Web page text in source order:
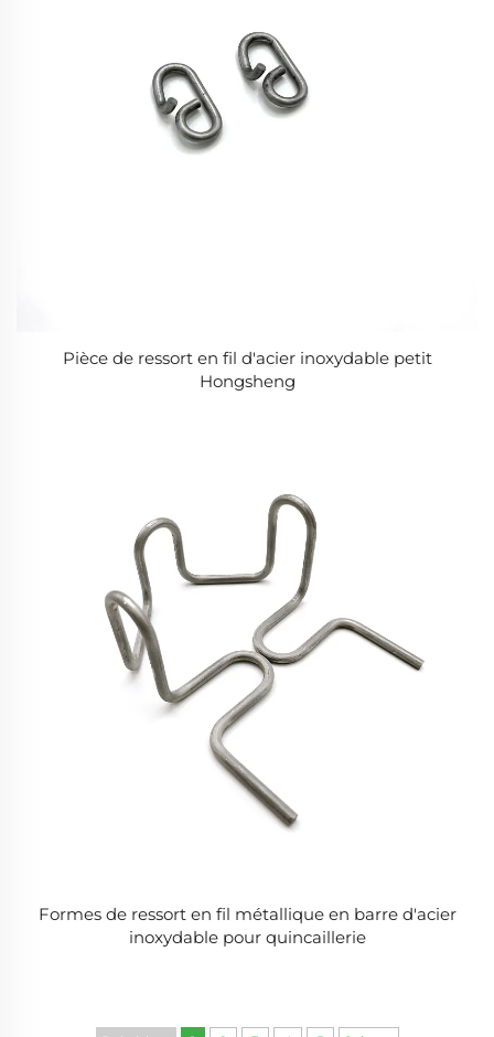
Pièce de ressort en fil d'acier inoxydable petit
Hongsheng
Formes de ressort en fil métallique en barre d'acier
inoxydable pour quincaillerie